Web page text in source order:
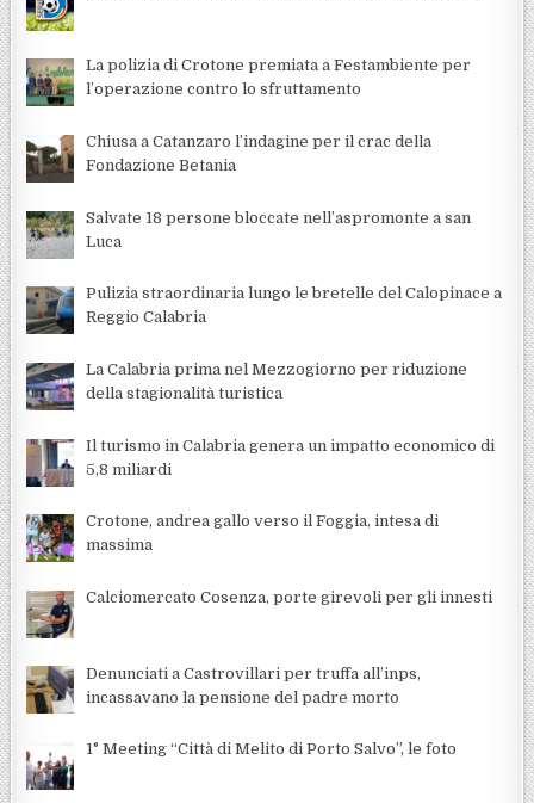
La polizia di Crotone premiata a Festambiente per
l’operazione contro lo sfruttamento
Chiusa a Catanzaro l’indagine per il crac della
Fondazione Betania
Salvate 18 persone bloccate nell’aspromonte a san
Luca
Pulizia straordinaria lungo le bretelle del Calopinace a
Reggio Calabria
La Calabria prima nel Mezzogiorno per riduzione
della stagionalità turistica
Il turismo in Calabria genera un impatto economico di
5,8 miliardi
Crotone, andrea gallo verso il Foggia, intesa di
massima
Calciomercato Cosenza, porte girevoli per gli innesti
Denunciati a Castrovillari per truffa all’inps,
incassavano la pensione del padre morto
1° Meeting “Città di Melito di Porto Salvo”, le foto